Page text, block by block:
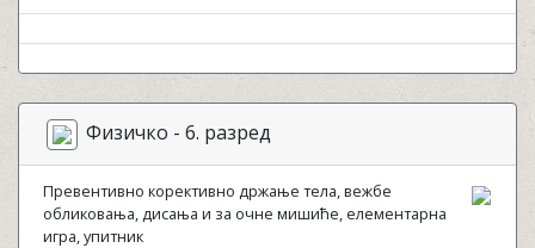
Физичко - 6. разред
Превентивно корективно држање тела, вежбе
обликовања, дисања и за очне мишиће, елементарна
игра, упитник